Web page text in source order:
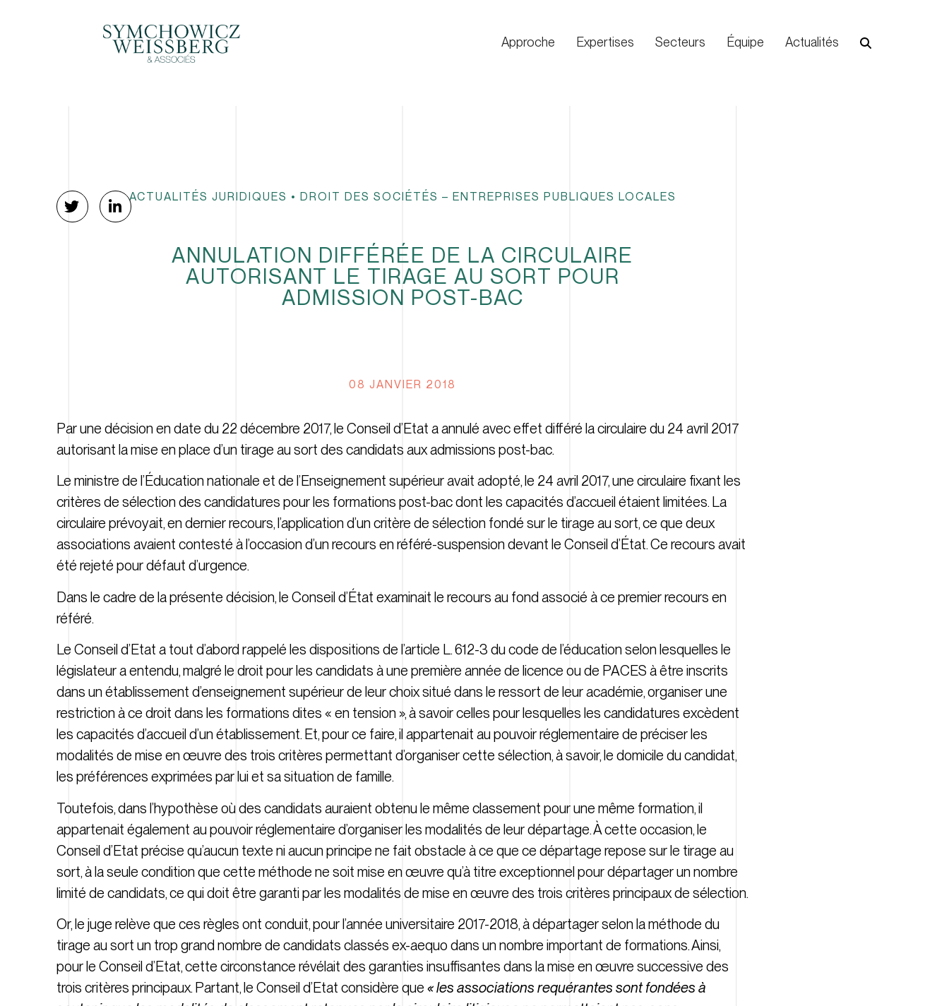
Approche Expertises Secteurs Équipe Actualités
ACTUALITÉS JURIDIQUES • DROIT DES SOCIÉTÉS – ENTREPRISES PUBLIQUES LOCALES
ANNULATION DIFFÉRÉE DE LA CIRCULAIRE
AUTORISANT LE TIRAGE AU SORT POUR
ADMISSION POST-BAC
08 JANVIER 2018
Par une décision en date du 22 décembre 2017, le Conseil d’Etat a annulé avec effet différé la circulaire du 24 avril 2017
autorisant la mise en place d’un tirage au sort des candidats aux admissions post-bac.
Le ministre de l’Éducation nationale et de l’Enseignement supérieur avait adopté, le 24 avril 2017, une circulaire fixant les
critères de sélection des candidatures pour les formations post-bac dont les capacités d’accueil étaient limitées. La
circulaire prévoyait, en dernier recours, l’application d’un critère de sélection fondé sur le tirage au sort, ce que deux
associations avaient contesté à l’occasion d’un recours en référé-suspension devant le Conseil d’État. Ce recours avait
été rejeté pour défaut d’urgence.
Dans le cadre de la présente décision, le Conseil d’État examinait le recours au fond associé à ce premier recours en
référé.
Le Conseil d’Etat a tout d’abord rappelé les dispositions de l’article L. 612-3 du code de l’éducation selon lesquelles le
législateur a entendu, malgré le droit pour les candidats à une première année de licence ou de PACES à être inscrits
dans un établissement d’enseignement supérieur de leur choix situé dans le ressort de leur académie, organiser une
restriction à ce droit dans les formations dites « en tension », à savoir celles pour lesquelles les candidatures excèdent
les capacités d’accueil d’un établissement. Et, pour ce faire, il appartenait au pouvoir réglementaire de préciser les
modalités de mise en œuvre des trois critères permettant d’organiser cette sélection, à savoir, le domicile du candidat,
les préférences exprimées par lui et sa situation de famille.
Toutefois, dans l’hypothèse où des candidats auraient obtenu le même classement pour une même formation, il
appartenait également au pouvoir réglementaire d’organiser les modalités de leur départage. À cette occasion, le
Conseil d’Etat précise qu’aucun texte ni aucun principe ne fait obstacle à ce que ce départage repose sur le tirage au
sort, à la seule condition que cette méthode ne soit mise en œuvre qu’à titre exceptionnel pour départager un nombre
limité de candidats, ce qui doit être garanti par les modalités de mise en œuvre des trois critères principaux de sélection.
Or, le juge relève que ces règles ont conduit, pour l’année universitaire 2017-2018, à départager selon la méthode du
tirage au sort un trop grand nombre de candidats classés ex-aequo dans un nombre important de formations. Ainsi,
pour le Conseil d’Etat, cette circonstance révélait des garanties insuffisantes dans la mise en œuvre successive des
trois critères principaux. Partant, le Conseil d’Etat considère que « les associations requérantes sont fondées à